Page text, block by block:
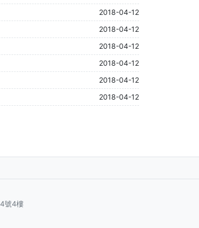
2018-04-12
2018-04-12
2018-04-12
2018-04-12
2018-04-12
2018-04-12
號4樓